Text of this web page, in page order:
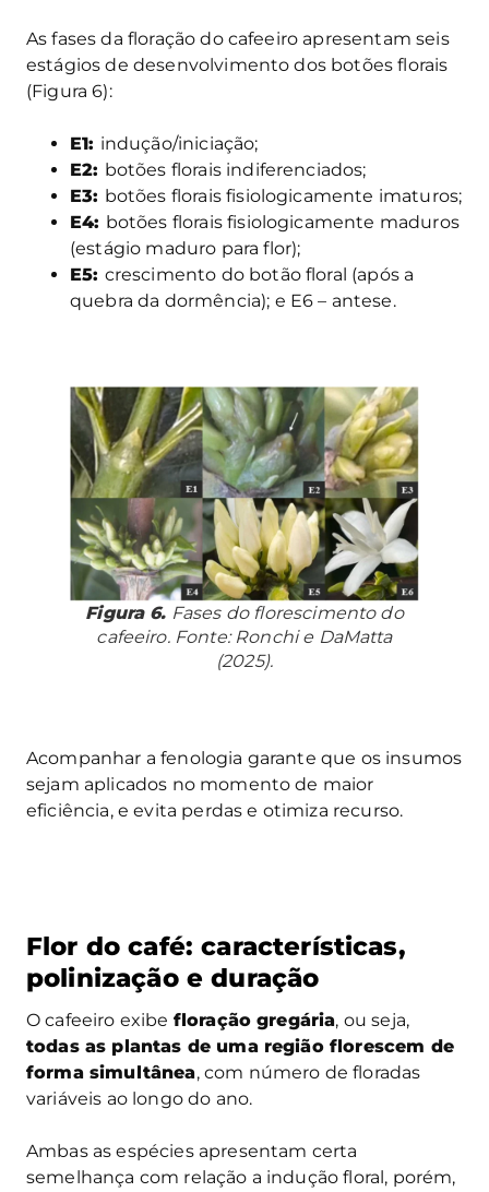
As fases da floração do cafeeiro apresentam seis
estágios de desenvolvimento dos botões florais
(Figura 6):
E1: indução/iniciação;
E2: botões florais indiferenciados;
E3: botões florais fisiologicamente imaturos;
E4: botões florais fisiologicamente maduros
(estágio maduro para flor);
E5: crescimento do botão floral (após a
quebra da dormência); e E6 – antese.
Figura 6. Fases do florescimento do
cafeeiro. Fonte: Ronchi e DaMatta
(2025).
Acompanhar a fenologia garante que os insumos
sejam aplicados no momento de maior
eficiência, e evita perdas e otimiza recurso.
Flor do café: características,
polinização e duração
O cafeeiro exibe floração gregária, ou seja,
todas as plantas de uma região florescem de
forma simultânea, com número de floradas
variáveis ao longo do ano.
Ambas as espécies apresentam certa
semelhança com relação a indução floral, porém,